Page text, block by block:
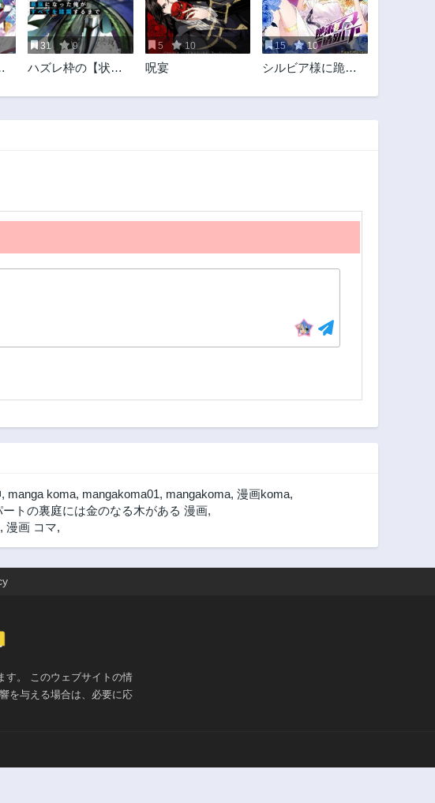
2話
3年前
1話
3年前
31 9
ハズレ枠の【状態
強になった俺がす
5 10
呪宴
15 10
シルビア様に跪き
, manga koma, mangakoma01, mangakoma, 漫画koma,
ートの裏庭には金のなる木がある 漫画,
, 漫画 コマ,
す。 このウェブサイトの情
を与える場合は、必要に応